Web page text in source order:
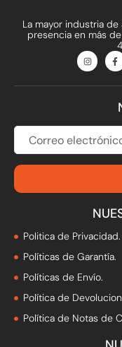
La mayor industria
presencia en más
I
n
s
a
F
a
c
b
o
k
Politica de Privacidad.
Políticas de Garantía.
Políticas de Envío.
Política de
Política de Notas de
CORREO
ELECTRÓNICO